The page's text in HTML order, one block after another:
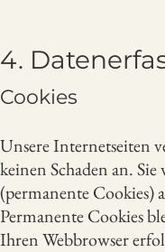
4.
Cookies
Unsere Internetseiten
keinen Schaden an.
(permanente Cookies)
Permanente Cookies
Ihren Webbrowser